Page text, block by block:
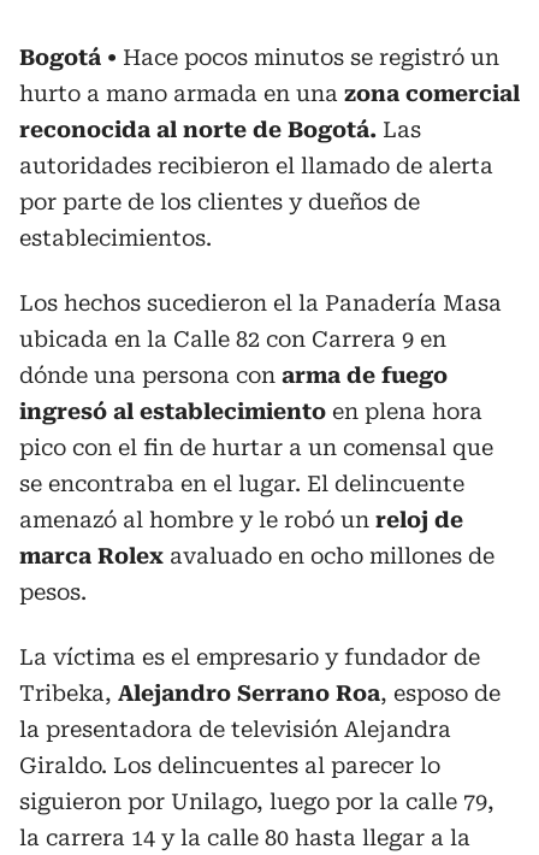
Bogotá
Hace pocos minutos se registró un
hurto a mano armada en una zona comercial
reconocida al norte de Bogotá. Las
autoridades recibieron el llamado de alerta
por parte de los clientes y dueños de
establecimientos.
Los hechos sucedieron el la Panadería Masa
ubicada en la Calle 82 con Carrera 9 en
dónde una persona con arma de fuego
ingresó al establecimiento en plena hora
pico con el fin de hurtar a un comensal que
se encontraba en el lugar. El delincuente
amenazó al hombre y le robó un reloj de
marca Rolex avaluado en ocho millones de
pesos.
La víctima es el empresario y fundador de
Tribeka, Alejandro Serrano Roa, esposo de
la presentadora de televisión Alejandra
Giraldo. Los delincuentes al parecer lo
siguieron por Unilago, luego por la calle 79,
la carrera 14 y la calle 80 hasta llegar a la